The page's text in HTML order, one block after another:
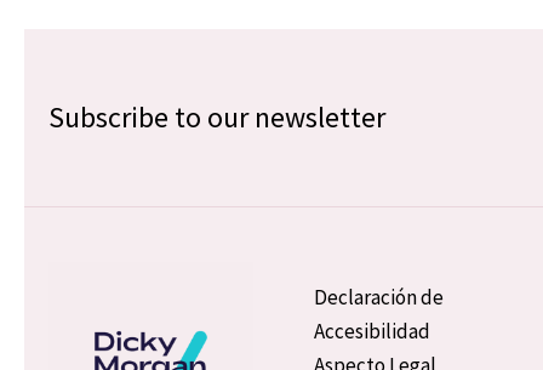
Subscribe to our newsletter
Declaración de
Accesibilidad